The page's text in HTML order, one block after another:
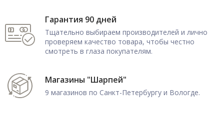
Гарантия 90 дней
Тщательно выбираем производителей и лично
проверяем качество товара, чтобы честно
смотреть в глаза покупателям.
Магазины "Шарпей"
9 магазинов по Санкт-Петербургу и Вологде.